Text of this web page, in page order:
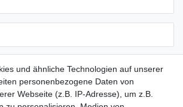
Anmelden
Registrieren
und ähnliche Technologien auf unserer
personenbezogene Daten von
Webseite (z.B. IP-Adresse), um z.B.